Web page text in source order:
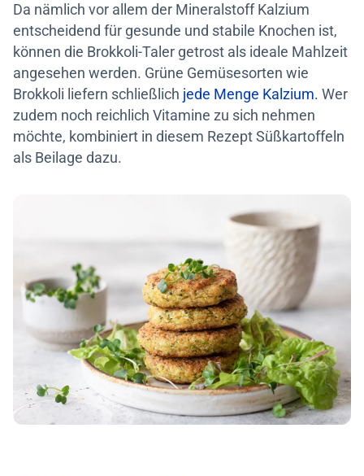
Da nämlich vor allem der Mineralstoff Kalzium
entscheidend für gesunde und stabile Knochen ist,
können die Brokkoli-Taler getrost als ideale Mahlzeit
angesehen werden. Grüne Gemüsesorten wie
Brokkoli liefern schließlich jede Menge Kalzium. Wer
zudem noch reichlich Vitamine zu sich nehmen
möchte, kombiniert in diesem Rezept Süßkartoffeln
als Beilage dazu.